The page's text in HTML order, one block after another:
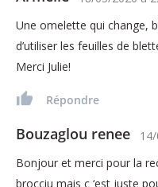
Une omelette qui change,
d’utiliser les feuilles de
Merci Julie!
Répondre
Bouzaglou renee
Bonjour et merci pour la
brocciu mais c ‘est juste